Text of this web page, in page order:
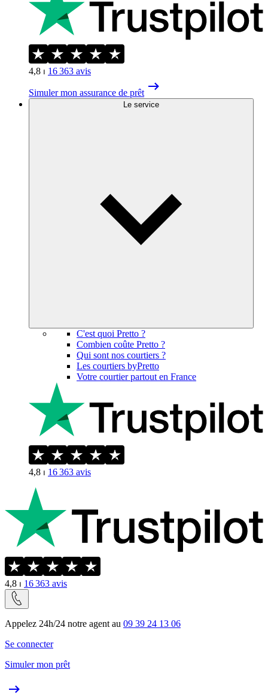
4,8 ⏐ 16 363 avis
Simuler mon assurance de prêt
Le service
C'est quoi Pretto ?
Combien coûte Pretto ?
Qui sont nos courtiers ?
Les courtiers byPretto
Votre courtier partout en France
4,8 ⏐ 16 363 avis
4,8 ⏐ 16 363 avis
Appelez 24h/24 notre agent au 09 39 24 13 06
Se connecter
Simuler mon prêt